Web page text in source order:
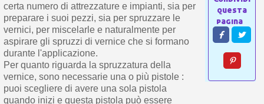
certa numero di attrezzature e impianti, sia per
preparare i suoi pezzi, sia per spruzzare le
vernici, per miscelarle e naturalmente per
aspirare gli spruzzi di vernice che si formano
durante l'applicazione.
Per quanto riguarda la spruzzatura della
vernice, sono necessarie una o più pistole :
puoi scegliere di avere una sola pistola
quando inizi e questa pistola può essere